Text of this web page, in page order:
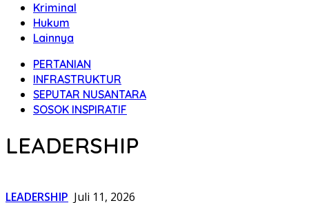
Kriminal
Hukum
Lainnya
PERTANIAN
INFRASTRUKTUR
SEPUTAR NUSANTARA
SOSOK INSPIRATIF
LEADERSHIP
LEADERSHIP Juli 11, 2026